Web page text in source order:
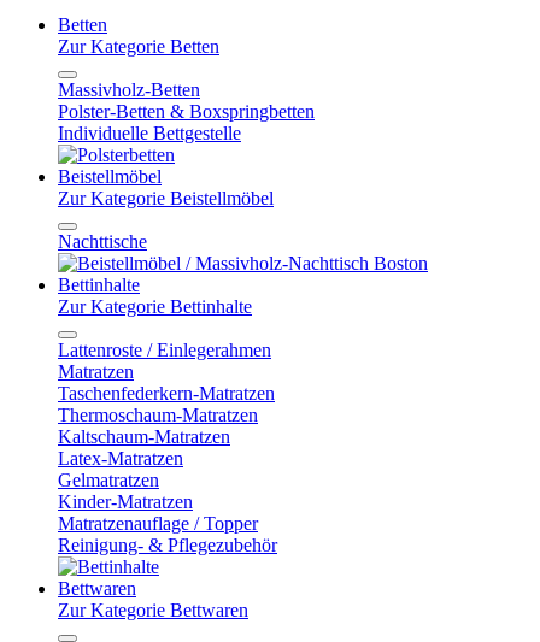
Betten
Zur Kategorie Betten
Massivholz-Betten
Polster-Betten & Boxspringbetten
Individuelle Bettgestelle
Beistellmöbel
Zur Kategorie Beistellmöbel
Nachttische
Bettinhalte
Zur Kategorie Bettinhalte
Lattenroste / Einlegerahmen
Matratzen
Taschenfederkern-Matratzen
Thermoschaum-Matratzen
Kaltschaum-Matratzen
Latex-Matratzen
Gelmatratzen
Kinder-Matratzen
Matratzenauflage / Topper
Reinigung- & Pflegezubehör
Bettwaren
Zur Kategorie Bettwaren